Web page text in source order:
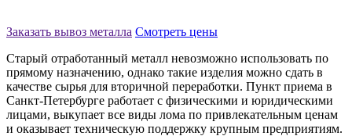
Заказать вывоз металла Смотреть цены
Старый отработанный металл невозможно использовать по
прямому назначению, однако такие изделия можно сдать в
качестве сырья для вторичной переработки. Пункт приема в
Санкт-Петербурге работает с физическими и юридическими
лицами, выкупает все виды лома по привлекательным ценам
и оказывает техническую поддержку крупным предприятиям.